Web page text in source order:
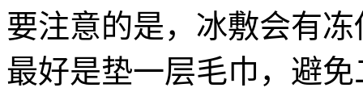
要注意的是，冰敷会有
最好是垫一层毛巾，避